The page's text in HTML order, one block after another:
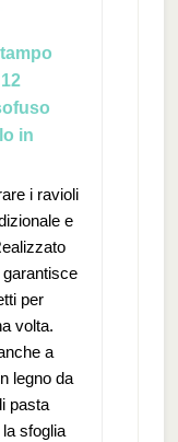
in
i ravioli
e
garantisce
per
volta.
a
legno da
pasta
sfoglia